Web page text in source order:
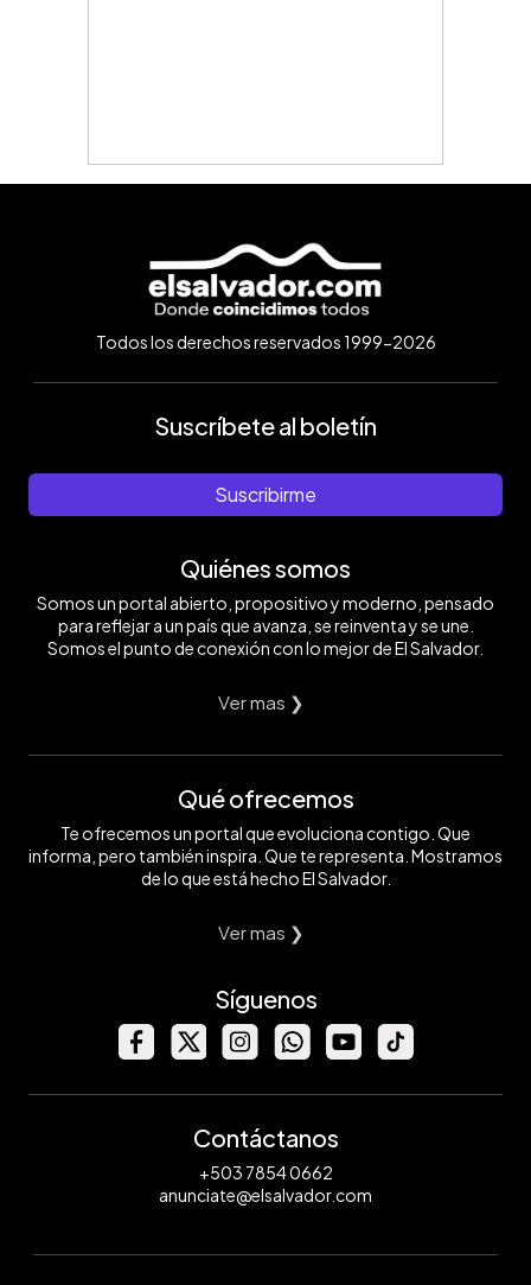
Todos los derechos reservados 1999-2026
Suscríbete al boletín
Suscribirme
Quiénes somos
Somos un portal abierto, propositivo y moderno, pensado
para reflejar a un país que avanza, se reinventa y se une.
Somos el punto de conexión con lo mejor de El Salvador.
Ver mas ❯
Qué ofrecemos
Te ofrecemos un portal que evoluciona contigo. Que
informa, pero también inspira. Que te representa. Mostramos
de lo que está hecho El Salvador.
Ver mas ❯
Síguenos
Contáctanos
+503 7854 0662
anunciate@elsalvador.com